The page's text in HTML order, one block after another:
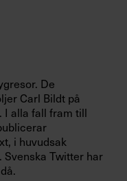
De
Carl Bildt på
I alla fall fram till
i huvudsak
Svenska Twitter har